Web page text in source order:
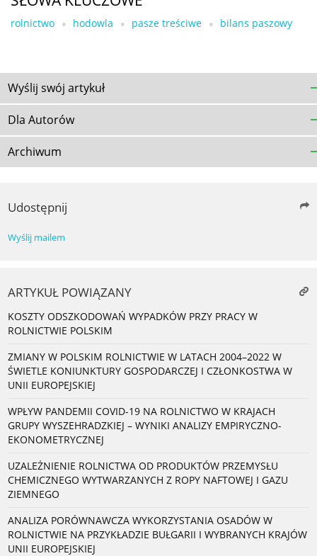
rolnictwo hodowla pasze treściwe bilans paszowy
Wyślij swój artykuł
Dla Autorów
Archiwum
Udostępnij
Wyślij mailem
ARTYKUŁ POWIĄZANY
KOSZTY ODSZKODOWAŃ WYPADKÓW PRZY PRACY W
ROLNICTWIE POLSKIM
ZMIANY W POLSKIM ROLNICTWIE W LATACH 2004–2022 W
ŚWIETLE KONIUNKTURY GOSPODARCZEJ I CZŁONKOSTWA W
UNII EUROPEJSKIEJ
WPŁYW PANDEMII COVID-19 NA ROLNICTWO W KRAJACH
GRUPY WYSZEHRADZKIEJ – WYNIKI ANALIZY EMPIRYCZNO-
EKONOMETRYCZNEJ
UZALEŻNIENIE ROLNICTWA OD PRODUKTÓW PRZEMYSŁU
CHEMICZNEGO WYTWARZANYCH Z ROPY NAFTOWEJ I GAZU
ZIEMNEGO
ANALIZA PORÓWNAWCZA WYKORZYSTANIA OSADÓW W
ROLNICTWIE NA PRZYKŁADZIE BUŁGARII I WYBRANYCH KRAJÓW
UNII EUROPEJSKIEJ